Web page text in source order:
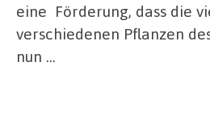
eine Förderung, dass die
verschiedenen Pflanzen
nun …